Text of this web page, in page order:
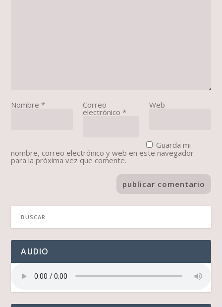
Nombre* Correo
electrónico *
Web
Guarda mi
nombre, correo electrónico y web en este navegador
para la próxima vez que comente.
AUDIO